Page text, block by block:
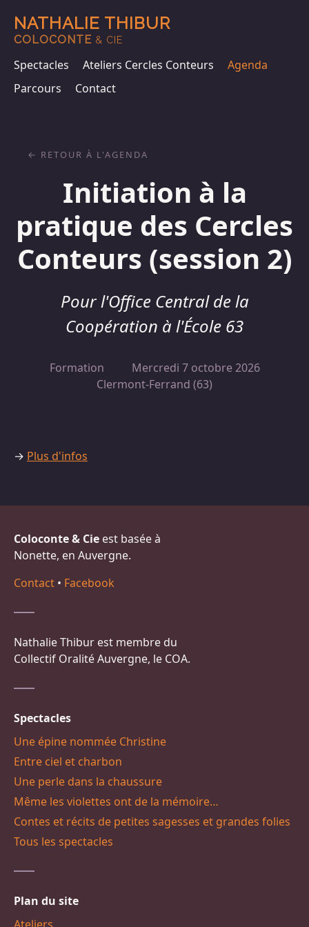
NATHALIE THIBUR
COLOCONTE & CIE
Spectacles Ateliers Cercles Conteurs
Agenda
Parcours
Contact
Initiation à la
pratique des Cercles
Conteurs (session 2)
Pour l'Office Central de la
Coopération à l'École 63
Formation
Mercredi 7 octobre 2026
Clermont-Ferrand (63)
RETOUR À L'AGENDA
→ Plus d'infos
Coloconte & Cie est basée à
Nonette, en Auvergne.
Contact • Facebook
Nathalie Thibur est membre du
Collectif Oralité Auvergne, le COA.
Spectacles
Une épine nommée Christine
Entre ciel et charbon
Une perle dans la chaussure
Même les violettes ont de la mémoire…
Contes et récits de petites sagesses et grandes folies
Tous les spectacles
Plan du site